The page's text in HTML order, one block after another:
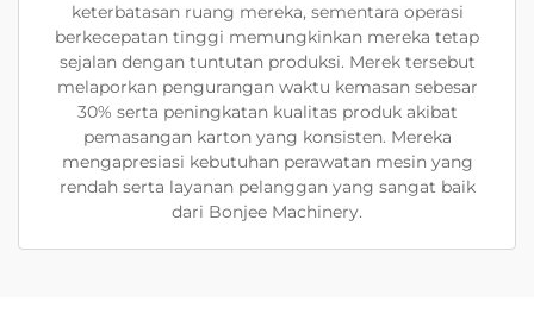
keterbatasan ruang mereka, sementara operasi
berkecepatan tinggi memungkinkan mereka tetap
sejalan dengan tuntutan produksi. Merek tersebut
melaporkan pengurangan waktu kemasan sebesar
30% serta peningkatan kualitas produk akibat
pemasangan karton yang konsisten. Mereka
mengapresiasi kebutuhan perawatan mesin yang
rendah serta layanan pelanggan yang sangat baik
dari Bonjee Machinery.